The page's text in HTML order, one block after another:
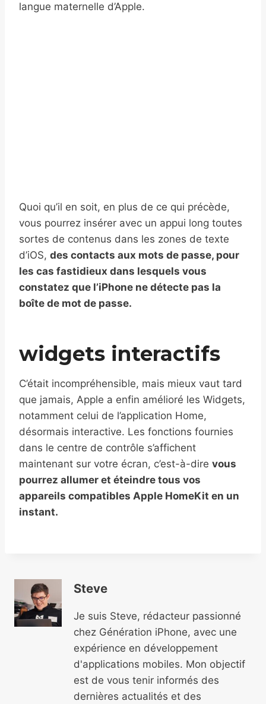
langue maternelle d’Apple.
Quoi qu’il en soit, en plus de ce qui précède,
vous pourrez insérer avec un appui long toutes
sortes de contenus dans les zones de texte
d’iOS, des contacts aux mots de passe, pour
les cas fastidieux dans lesquels vous
constatez que l’iPhone ne détecte pas la
boîte de mot de passe.
widgets interactifs
C’était incompréhensible, mais mieux vaut tard
que jamais, Apple a enfin amélioré les Widgets,
notamment celui de l’application Home,
désormais interactive. Les fonctions fournies
dans le centre de contrôle s’affichent
maintenant sur votre écran, c’est-à-dire vous
pourrez allumer et éteindre tous vos
appareils compatibles Apple HomeKit en un
instant.
Steve
Je suis Steve, rédacteur passionné
chez Génération iPhone, avec une
expérience en développement
d'applications mobiles. Mon objectif
est de vous tenir informés des
dernières actualités et des